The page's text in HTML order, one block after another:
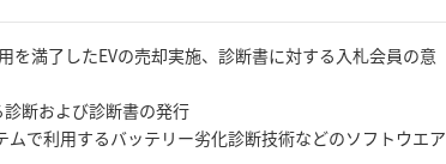
を満了したEVの売却実施、診断書に対する入札会員の意
断および診断書の発行
で利用するバッテリー劣化診断技術などのソフトウエア